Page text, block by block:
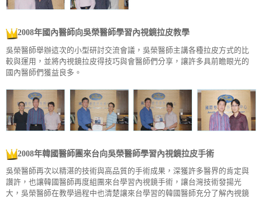
2008年國內醫師向吳榮醫師學習內視鏡拉皮教學
吳榮醫師舉辦這次的小型研討交流會議，吳榮醫師主講各種拉皮方式的比
較與運用，並將內視鏡拉皮得技巧與會醫師們分享，讓許多具前瞻眼光的
國內醫師們獲益良多。
2008年韓國醫師團來台向吳榮醫師學習內視鏡拉皮手術
吳榮醫師再次以精湛的技術與高品質的手術成果，深獲許多醫界的肯定與
讚許，也讓韓國醫師再度組團來台學習內視鏡手術，讓台灣技術發揚光
大，吳榮醫師在教學過程中也清楚讓來台學習的韓國醫師充分了解內視鏡